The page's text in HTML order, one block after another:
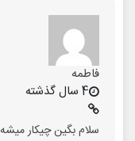
فاطمه
4 سال گذشته
سلام بگین چیکار